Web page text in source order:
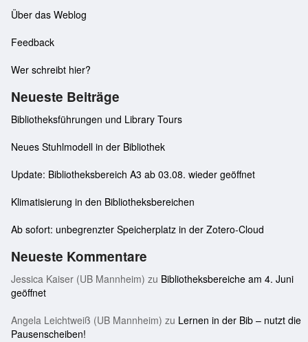
Über das Weblog
Feedback
Wer schreibt hier?
Neueste Beiträge
Bibliotheksführungen und Library Tours
Neues Stuhlmodell in der Bibliothek
Update: Bibliotheksbereich A3 ab 03.08. wieder geöffnet
Klimatisierung in den Bibliotheksbereichen
Ab sofort: unbegrenzter Speicherplatz in der Zotero-Cloud
Neueste Kommentare
Jessica Kaiser (UB Mannheim) zu Bibliotheksbereiche am 4. Juni
geöffnet
Angela Leichtweiß (UB Mannheim) zu Lernen in der Bib – nutzt die
Pausenscheiben!